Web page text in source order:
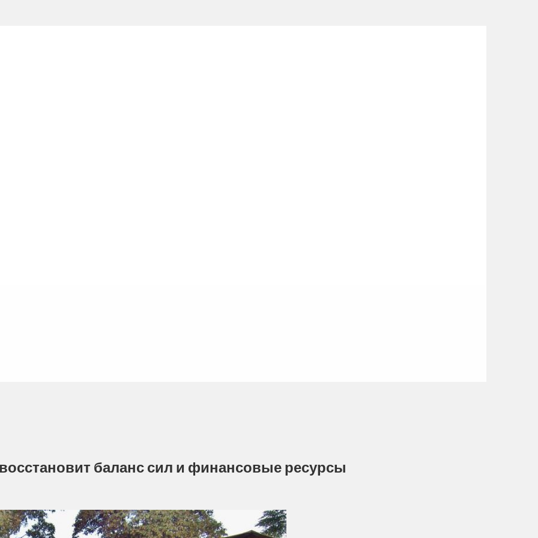
баланс сил и финансовые ресурсы